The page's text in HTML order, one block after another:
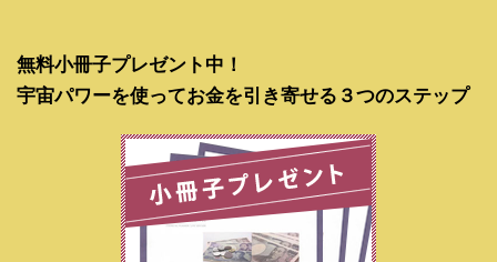
無料小冊子プレゼント中！
宇宙パワーを使ってお金を引き寄せる３つのステップ